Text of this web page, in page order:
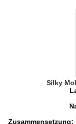
Silky
Zusammensetzung: